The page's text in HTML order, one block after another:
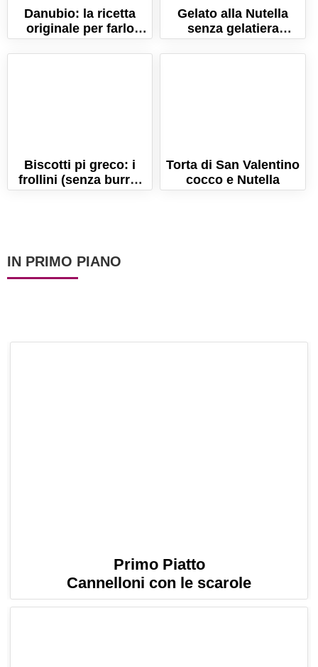
Danubio: la ricetta
originale per farlo
morbidissimo!
Gelato alla Nutella
senza gelatiera
(Pronto in 5 minuti!)
La ricetta semplice
Biscotti pi greco: i
frollini (senza burro)
per festeggiare il pi-
Torta di San Valentino
cocco e Nutella
IN PRIMO PIANO
Primo Piatto
Cannelloni con le scarole